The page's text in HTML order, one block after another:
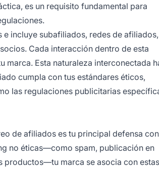
es un requisito fundamental para
incluye subafiliados, redes de afiliados,
Cada interacción dentro de esta
marca. Esta naturaleza interconectada
cumpla con tus estándares éticos,
las regulaciones publicitarias
de afiliados es tu principal defensa
no éticas—como spam, publicación en
productos—tu marca se asocia con estas